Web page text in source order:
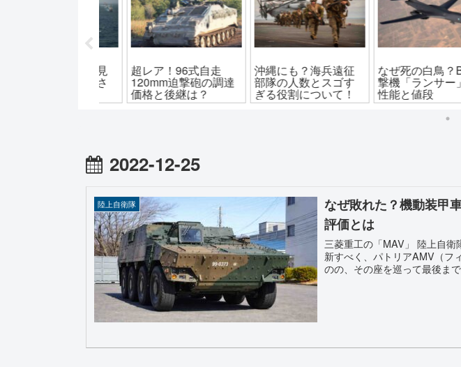
なぜ死の白鳥？B-1爆
撃機「ランサー」の
性能と値段
24式機動120mm迫撃
砲の性能とその威力
中華イージス！蘭州
級・052C型駆逐艦の
実力は？
2022-12-25
陸上自衛隊
なぜ敗れた？機動装甲
評価とは
三菱重工の「MAV」 陸上自衛
新すべく、パトリアAMV（フ
のの、その座を巡って最後ま